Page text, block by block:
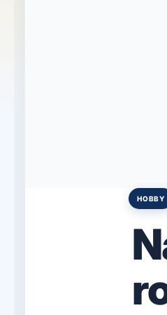
Posted
HOBBY